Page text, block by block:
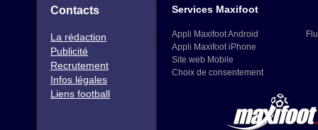
Contacts
La rédaction
Publicité
Recrutement
Infos légales
Liens football
Services Maxifoot
Appli Maxifoot Android
Appli Maxifoot iPhone
Site web Mobile
Choix de consentement